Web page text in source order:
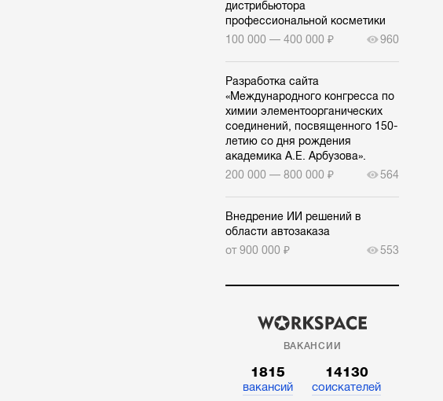
дистрибьютора
профессиональной косметики
100 000 — 400 000 ₽
960
Разработка сайта
«Международного конгресса по
химии элементоорганических
соединений, посвященного 150-
летию со дня рождения
академика А.Е. Арбузова».
200 000 — 800 000 ₽
564
Внедрение ИИ решений в
области автозаказа
от 900 000 ₽
553
ВАКАНСИИ
1815
вакансий
14130
соискателей